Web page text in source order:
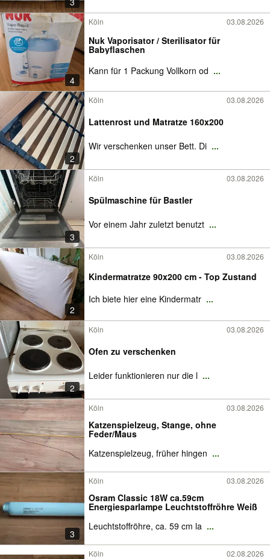
4
Köln 03.08.2026
Nuk Vaporisator / Sterilisator für
Babyflaschen
Kann für 1 Packung Vollkorn od ...
2
Köln 03.08.2026
Lattenrost und Matratze 160x200
Wir verschenken unser Bett. Di ...
3
Köln 03.08.2026
Spülmaschine für Bastler
Vor einem Jahr zuletzt benutzt ...
2
Köln 03.08.2026
Kindermatratze 90x200 cm - Top Zustand
Ich biete hier eine Kindermatr ...
2
Köln 03.08.2026
Ofen zu verschenken
Leider funktionieren nur die l ...
Köln 03.08.2026
Katzenspielzeug, Stange, ohne
Feder/Maus
Katzenspielzeug, früher hingen ...
3
Köln 03.08.2026
Osram Classic 18W ca.59cm
Energiesparlampe Leuchtstoffröhre Weiß
Leuchtstoffröhre, ca. 59 cm la ...
Köln 02.08.2026